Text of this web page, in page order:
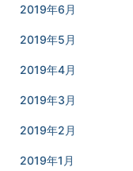
2019年6月
2019年5月
2019年4月
2019年3月
2019年2月
2019年1月